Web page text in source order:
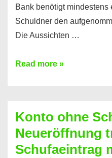
Bank benötigt
Schuldner den
Die Aussichten …
Mit
Sie
einen
Kredit
Read more »
Konto ohne
Neueröffnung
Schufaeintrag